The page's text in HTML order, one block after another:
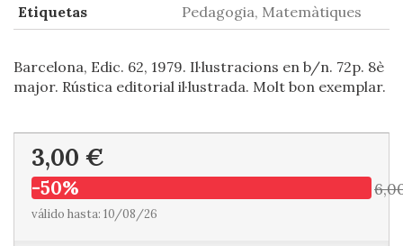
Etiquetas
Pedagogia, Matemàtiques
Barcelona, Edic. 62, 1979. Il·lustracions en b/n. 72p. 8è
major. Rústica editorial il·lustrada. Molt bon exemplar.
3,00 €
-50%
válido hasta: 10/08/26